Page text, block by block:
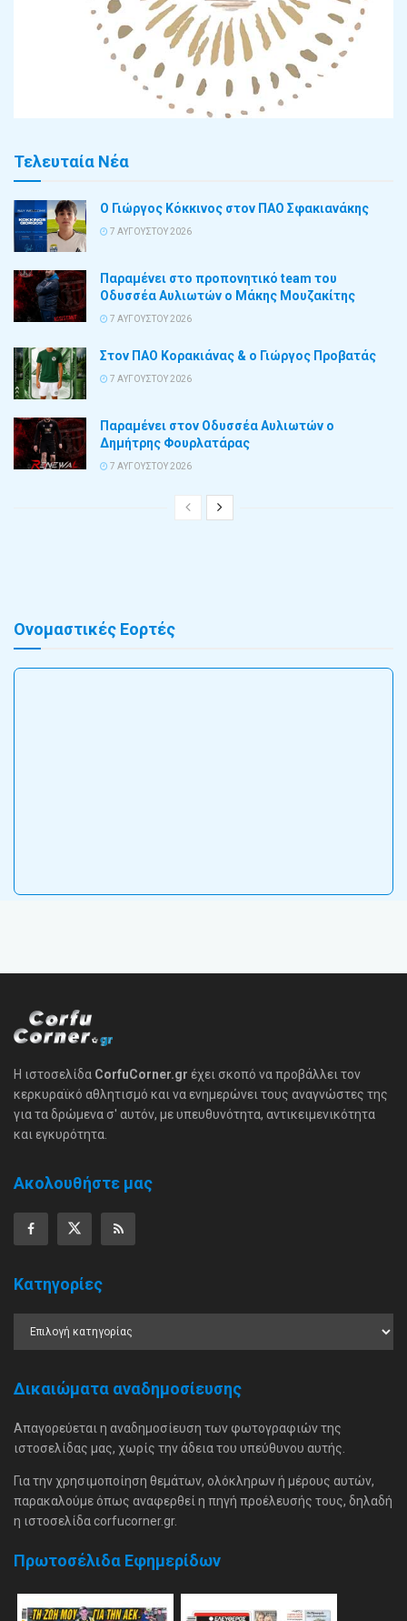
Τελευταία Νέα
Ο Γιώργος Κόκκινος στον ΠΑΟ Σφακιανάκης
7 ΑΥΓΟΎΣΤΟΥ 2026
Παραμένει στο προπονητικό team του
Οδυσσέα Αυλιωτών ο Μάκης Μουζακίτης
7 ΑΥΓΟΎΣΤΟΥ 2026
Στον ΠΑΟ Κορακιάνας & ο Γιώργος Προβατάς
7 ΑΥΓΟΎΣΤΟΥ 2026
Παραμένει στον Οδυσσέα Αυλιωτών ο
Δημήτρης Φουρλατάρας
7 ΑΥΓΟΎΣΤΟΥ 2026
Ονομαστικές Εορτές
Η ιστοσελίδα CorfuCorner.gr έχει σκοπό να προβάλλει τον
κερκυραϊκό αθλητισμό και να ενημερώνει τους αναγνώστες της
για τα δρώμενα σ' αυτόν, με υπευθυνότητα, αντικειμενικότητα
και εγκυρότητα.
Ακολουθήστε μας
Κατηγορίες
Δικαιώματα αναδημοσίευσης
Απαγορεύεται η αναδημοσίευση των φωτογραφιών της
ιστοσελίδας μας, χωρίς την άδεια του υπεύθυνου αυτής.
Για την χρησιμοποίηση θεμάτων, ολόκληρων ή μέρους αυτών,
παρακαλούμε όπως αναφερθεί η πηγή προέλευσής τους, δηλαδή
η ιστοσελίδα corfucorner.gr.
Πρωτοσέλιδα Εφημερίδων